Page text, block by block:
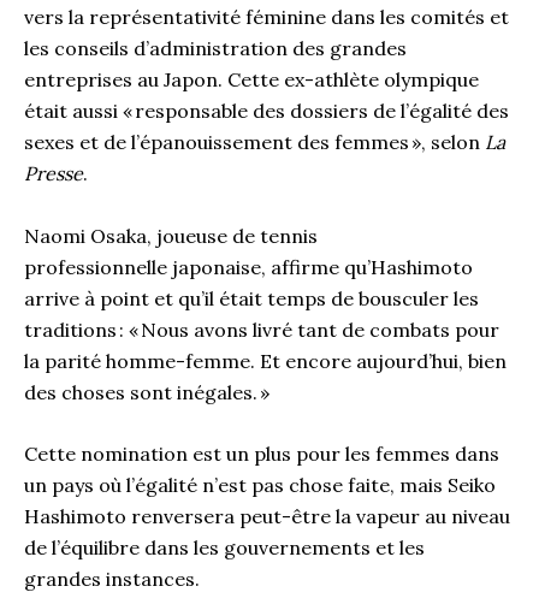
vers la représentativité féminine dans les comités et
les conseils d’administration des grandes
entreprises au Japon. Cette ex-athlète olympique
était aussi «responsable des dossiers de l’égalité des
sexes et de l’épanouissement des femmes », selon La
Presse.
Naomi Osaka, joueuse de tennis
professionnelle japonaise, affirme qu’Hashimoto
arrive à point et qu’il était temps de bousculer les
traditions : «Nous avons livré tant de combats pour
la parité homme-femme. Et encore aujourd’hui, bien
des choses sont inégales. »
Cette nomination est un plus pour les femmes dans
un pays où l’égalité n’est pas chose faite, mais Seiko
Hashimoto renversera peut-être la vapeur au niveau
de l’équilibre dans les gouvernements et les
grandes instances.